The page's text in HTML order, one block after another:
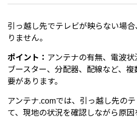
引っ越し先でテレビが映らない場
りません。
ポイント： アンテナの有無、電波状
ブースター、分配器、配線など、
要があります。
アンテナ.comでは、引っ越し先の
て、現地の状況を確認しながら原因